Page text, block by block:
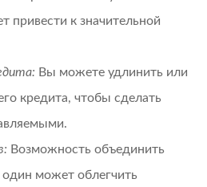
привести к значительной
Вы можете удлинить или
кредита, чтобы сделать
Возможность объединить
один может облегчить